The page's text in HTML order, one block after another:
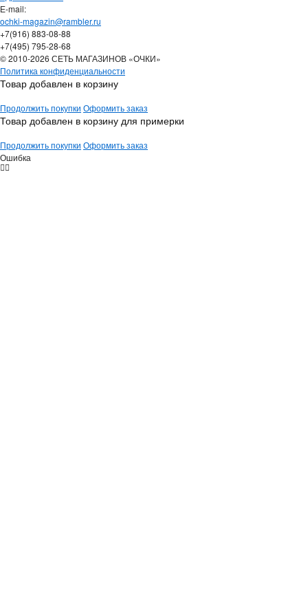
Е-mail:
ochki-magazin@rambler.ru
+7(916) 883-08-88
+7(495) 795-28-68
© 2010-2026 СЕТЬ МАГАЗИНОВ «ОЧКИ»
Политика конфиденциальности
Товар добавлен в корзину
Продолжить покупки Оформить заказ
Товар добавлен в корзину для примерки
Продолжить покупки Оформить заказ
Ошибка